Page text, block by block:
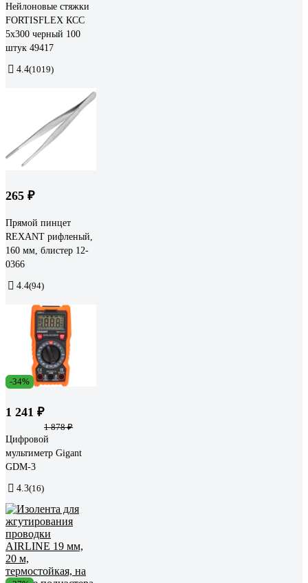
Нейлоновые стяжки
FORTISFLEX КСС
5х300 черный 100
штук 49417
4.4(1019)
265 ₽
Прямой пинцет
REXANT рифленый,
160 мм, блистер 12-
0366
4.4(94)
-34%
1 241 ₽
1 878 ₽
Цифровой
мультиметр Gigant
GDM-3
4.3(16)